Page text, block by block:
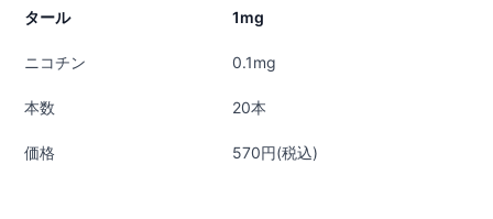
タール 1mg
ニコチン 0.1mg
本数 20本
価格 570円(税込)